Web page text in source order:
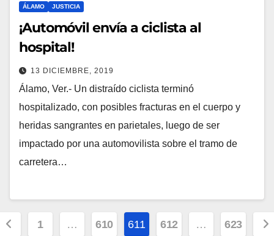
ÁLAMO JUSTICIA
¡Automóvil envía a ciclista al
hospital!
13 DICIEMBRE, 2019
Álamo, Ver.- Un distraído ciclista terminó
hospitalizado, con posibles fracturas en el cuerpo y
heridas sangrantes en parietales, luego de ser
impactado por una automovilista sobre el tramo de
carretera…
1 … 610 611 612 … 623